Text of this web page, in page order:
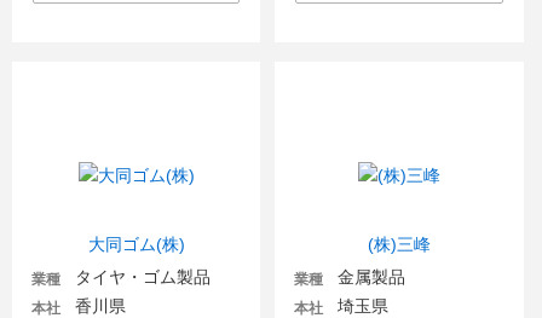
大同ゴム(株)
業種 タイヤ・ゴム製品
本社 香川県
(株)三峰
業種 金属製品
本社 埼玉県